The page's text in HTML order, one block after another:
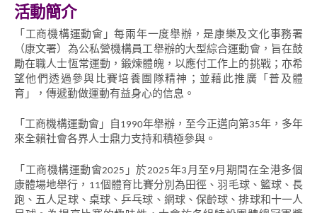
活動簡介
「工商機構運動會」每兩年一度舉辦，是康樂及文化事務署
（康文署）為公私營機構員工舉辦的大型綜合運動會，旨在鼓
勵在職人士恆常運動，鍛煉體魄，以應付工作上的挑戰；亦希
望他們透過參與比賽培養團隊精神；並藉此推廣「普及體
育」，傳遞勤做運動有益身心的信息。
「工商機構運動會」自1990年舉辦，至今正邁向第35年，多年
來全賴社會各界人士鼎力支持和積極參與。
「工商機構運動會2025」於2025年3月至9月期間在全港多個
康體場地舉行，11個體育比賽分別為田徑、羽毛球、籃球、長
跑、五人足球、桌球、乒乓球、網球、保齡球、排球和十一人